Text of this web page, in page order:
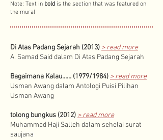
Note: Text in bold is the section that was featured on
the mural
Di Atas Padang Sejarah (2013) > read more
A. Samad Said dalam Di Atas Padang Sejarah
Bagaimana Kalau…… (1979/1984) > read more
Usman Awang dalam Antologi Puisi Pilihan
Usman Awang
tolong bungkus (2012) > read more
Muhammad Haji Salleh dalam sehelai surat
saujana